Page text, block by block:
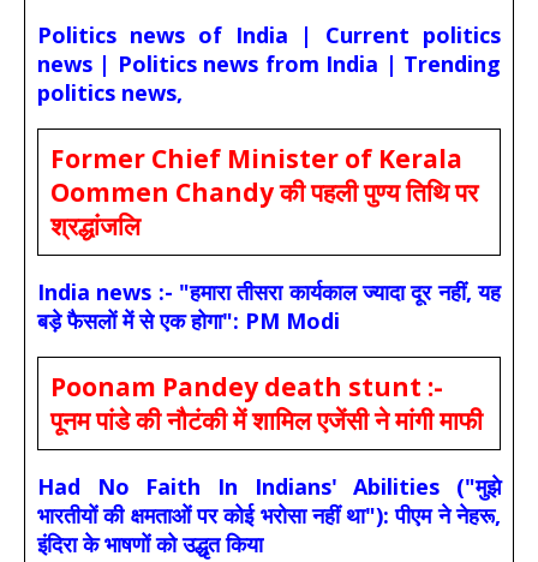
Politics news of India | Current politics
news | Politics news from India | Trending
politics news,
Former Chief Minister of Kerala
Oommen Chandy की पहली पुण्य तिथि पर
श्रद्धांजलि
India news :- "हमारा तीसरा कार्यकाल ज्यादा दूर नहीं, यह
बड़े फैसलों में से एक होगा": PM Modi
Poonam Pandey death stunt :-
पूनम पांडे की नौटंकी में शामिल एजेंसी ने मांगी माफी
Had No Faith In Indians' Abilities ("मुझे
भारतीयों की क्षमताओं पर कोई भरोसा नहीं था"): पीएम ने नेहरू,
इंदिरा के भाषणों को उद्धृत किया